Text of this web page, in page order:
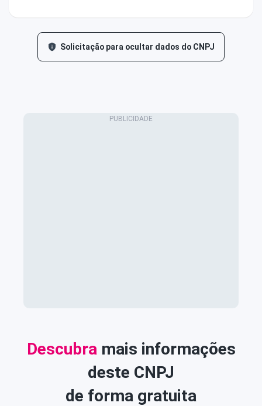
Solicitação para ocultar dados do CNPJ
Descubra mais informações
deste CNPJ
de forma gratuita